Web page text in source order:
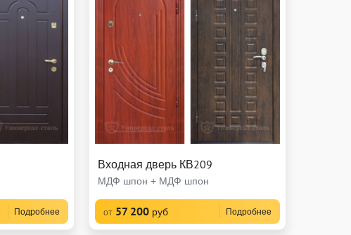
Подробнее
Входная дверь КВ209
МДФ шпон + МДФ шпон
от 57 200 руб Подробнее